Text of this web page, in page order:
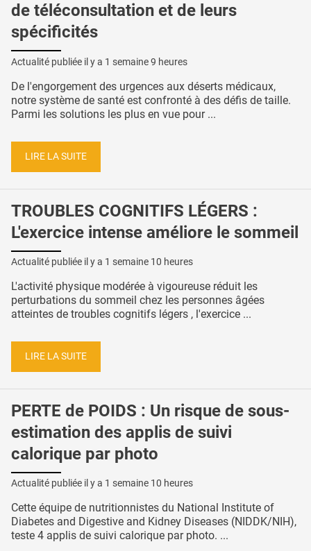
de téléconsultation et de leurs
spécificités
Actualité publiée il y a 1 semaine 9 heures
De l'engorgement des urgences aux déserts médicaux,
notre système de santé est confronté à des défis de taille.
Parmi les solutions les plus en vue pour ...
LIRE LA SUITE
TROUBLES COGNITIFS LÉGERS :
L'exercice intense améliore le sommeil
Actualité publiée il y a 1 semaine 10 heures
L'activité physique modérée à vigoureuse réduit les
perturbations du sommeil chez les personnes âgées
atteintes de troubles cognitifs légers , l'exercice ...
LIRE LA SUITE
PERTE de POIDS : Un risque de sous-
estimation des applis de suivi
calorique par photo
Actualité publiée il y a 1 semaine 10 heures
Cette équipe de nutritionnistes du National Institute of
Diabetes and Digestive and Kidney Diseases (NIDDK/NIH),
teste 4 applis de suivi calorique par photo. ...